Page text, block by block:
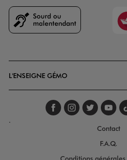
L'ENSEIGNE GÉMO
Suivez-
Suivez-
.
Contact
F.A.Q.